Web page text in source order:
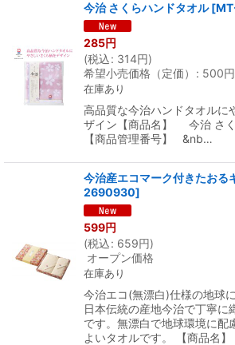
今治 さくらハンドタオル [
285円
(税込: 314円)
希望小売価格（定価）
: 500円
在庫あり
高品質な今治ハンドタオルに
ザイン【商品名】 今治 さ
【商品管理番号】 &nb…
今治産エコマーク付きたおる
2690930]
599円
(税込: 659円)
オープン価格
在庫あり
今治エコ(無漂白)仕様の地球
日本伝統の産地今治で丁寧に
です。無漂白で地球環境に配
よいタオルです。 【商品名